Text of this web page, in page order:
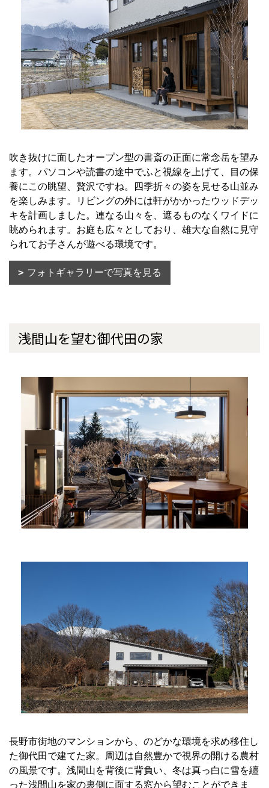
吹き抜けに面したオープン型の書斎の正面に常念岳を望み
ます。パソコンや読書の途中でふと視線を上げて、目の保
養にこの眺望、贅沢ですね。四季折々の姿を見せる山並み
を楽しみます。リビングの外には軒がかかったウッドデッ
キを計画しました。連なる山々を、遮るものなくワイドに
眺められます。お庭も広々としており、雄大な自然に見守
られてお子さんが遊べる環境です。
フォトギャラリーで写真を見る
浅間山を望む御代田の家
長野市街地のマンションから、のどかな環境を求め移住し
た御代田で建てた家。周辺は自然豊かで視界の開ける農村
の風景です。浅間山を背後に背負い、冬は真っ白に雪を纏
った浅間山を家の裏側に面する窓から望むことができま